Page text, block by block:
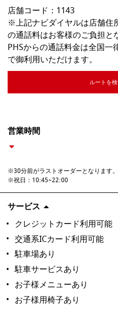
店舗コード：1143
※上記ナビダイヤルは店舗住
の通話料はお客様のご負担と
PHSからの通話料金は全国一
で御利用いただけます。
ルートを
営業時間
※30分前がラストオーダーとなります。
※祝日：10:45~22:00
サービス
クレジットカード利用可能
交通系ICカード利用可能
駐車場あり
駐車サービスあり
お子様メニューあり
お子様用椅子あり